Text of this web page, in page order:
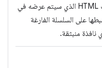
المسار النسبي إلى ملف HTML الذي سيتم عرضه في
على السلسلة الفارغة
منبثقة.